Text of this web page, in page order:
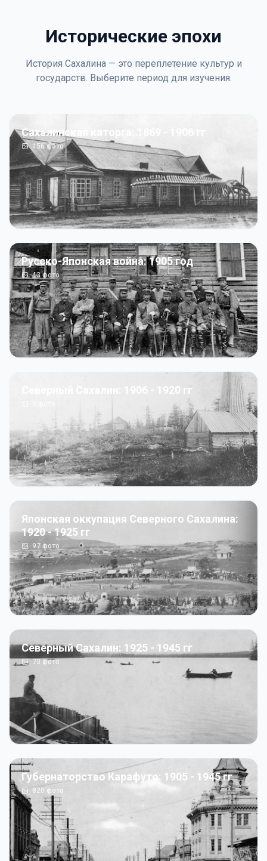
Исторические эпохи
История Сахалина — это переплетение культур и
государств. Выберите период для изучения.
Сахалинская каторга: 1869 - 1906 гг
156фото
Русско-Японская война: 1905 год
43фото
Северный Сахалин: 1906 - 1920 гг
Японская оккупация Северного Сахалина:
1920 - 1925 гг
97 фото
Северный Сахалин: 1925 - 1945 гг
73фото
Губернаторство Карафуто: 1905 - 1945 гг
820 фото